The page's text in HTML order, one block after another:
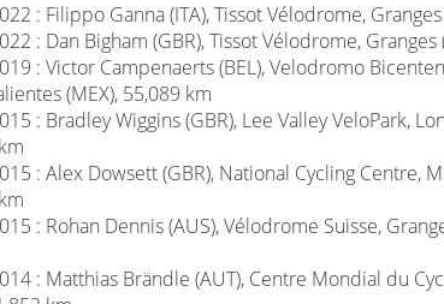
: Filippo Ganna (ITA), Tissot Vélodrome,
: Dan Bigham (GBR), Tissot Vélodrome, Granges
: Victor Campenaerts (BEL), Velodromo
(MEX), 55,089 km
: Bradley Wiggins (GBR), Lee Valley VeloPark,
: Alex Dowsett (GBR), National Cycling Centre,
: Rohan Dennis (AUS), Vélodrome Suisse,
: Matthias Brändle (AUT), Centre Mondial du